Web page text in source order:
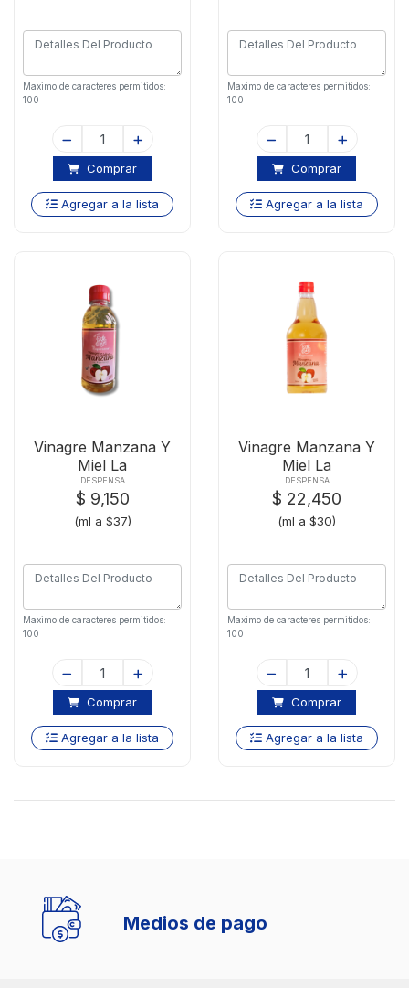
Maximo de caracteres permitidos:
100
Comprar
Agregar a la lista
Maximo de caracteres permitidos:
100
Comprar
Agregar a la lista
Vinagre Manzana Y
Miel La
Esperanzax250ml
DESPENSA
$ 9,150
(ml a $37)
Maximo de caracteres permitidos:
100
Comprar
Agregar a la lista
Vinagre Manzana Y
Miel La
Esperanzax750ml
DESPENSA
$ 22,450
(ml a $30)
Maximo de caracteres permitidos:
100
Comprar
Agregar a la lista
Medios de pago